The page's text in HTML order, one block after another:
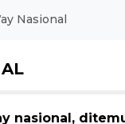
Nasional
nasional,